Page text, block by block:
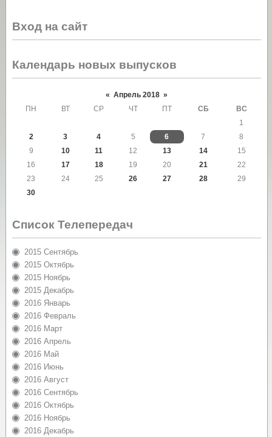
Вход на сайт
Календарь новых выпусков
« Апрель 2018 »
ПН
ВТ СР ЧТ ПТ СБ
ВС
1
2
3 4 5 6 7
8
9
10 11 12 13 14
15
16
17 18 19 20 21
22
23
24 25 26 27 28
29
30
Список Телепередач
2015 Сентябрь
2015 Октябрь
2015 Ноябрь
2015 Декабрь
2016 Январь
2016 Февраль
2016 Март
2016 Апрель
2016 Май
2016 Июнь
2016 Август
2016 Сентябрь
2016 Октябрь
2016 Ноябрь
2016 Декабрь